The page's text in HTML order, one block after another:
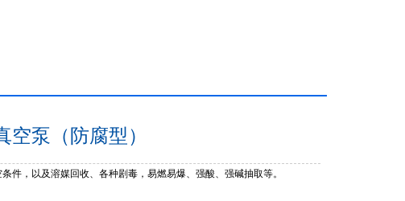
泵（防腐型）
件，以及溶媒回收、各种剧毒，易燃易爆、强酸、强碱抽取等。